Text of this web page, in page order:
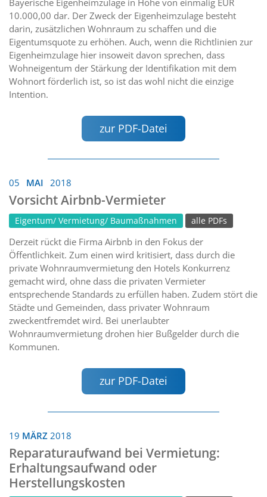
10.000,00 dar. Der Zweck der Eigenheimzulage besteht
darin, zusätzlichen Wohnraum zu schaffen und die
Eigentumsquote zu erhöhen. Auch, wenn die Richtlinien zur
Eigenheimzulage hier insoweit davon sprechen, dass
Wohneigentum der Stärkung der Identifikation mit dem
Wohnort förderlich ist, so ist das wohl nicht die einzige
Intention.
zur PDF-Datei
05 MAI 2018
Vorsicht Airbnb-Vermieter
Eigentum/ Vermietung/ Baumaßnahmen alle PDFs
Derzeit rückt die Firma Airbnb in den Fokus der
Öffentlichkeit. Zum einen wird kritisiert, dass durch die
private Wohnraumvermietung den Hotels Konkurrenz
gemacht wird, ohne dass die privaten Vermieter
entsprechende Standards zu erfüllen haben. Zudem stört die
Städte und Gemeinden, dass privater Wohnraum
zweckentfremdet wird. Bei unerlaubter
Wohnraumvermietung drohen hier Bußgelder durch die
Kommunen.
zur PDF-Datei
19 MÄRZ 2018
Reparaturaufwand bei Vermietung:
Erhaltungsaufwand oder
Herstellungskosten